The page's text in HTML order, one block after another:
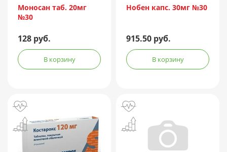
Моносан таб. 20мг
№30
128 руб.
В корзину
Нобен капс. 30мг №30
915.50 руб.
В корзину